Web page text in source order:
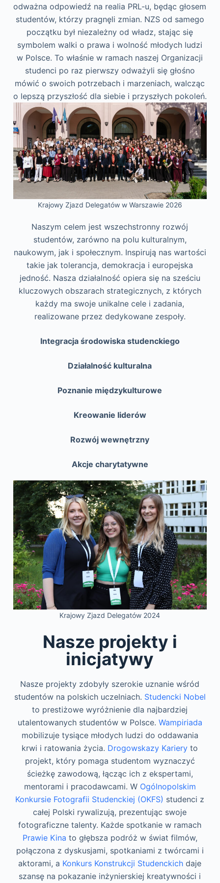
odważna odpowiedź na realia PRL-u, będąc głosem
studentów, którzy pragnęli zmian. NZS od samego
początku był niezależny od władz, stając się
symbolem walki o prawa i wolność młodych ludzi
w Polsce. To właśnie w ramach naszej Organizacji
studenci po raz pierwszy odważyli się głośno
mówić o swoich potrzebach i marzeniach, walcząc
o lepszą przyszłość dla siebie i przyszłych pokoleń.
Krajowy Zjazd Delegatów w Warszawie 2026
Naszym celem jest wszechstronny rozwój
studentów, zarówno na polu kulturalnym,
naukowym, jak i społecznym. Inspirują nas wartości
takie jak tolerancja, demokracja i europejska
jedność. Nasza działalność opiera się na sześciu
kluczowych obszarach strategicznych, z których
każdy ma swoje unikalne cele i zadania,
realizowane przez dedykowane zespoły.
Integracja środowiska studenckiego
Działalność kulturalna
Poznanie międzykulturowe
Kreowanie liderów
Rozwój wewnętrzny
Akcje charytatywne
Krajowy Zjazd Delegatów 2024
Nasze projekty i
inicjatywy
Nasze projekty zdobyły szerokie uznanie wśród
studentów na polskich uczelniach. Studencki Nobel
to prestiżowe wyróżnienie dla najbardziej
utalentowanych studentów w Polsce. Wampiriada
mobilizuje tysiące młodych ludzi do oddawania
krwi i ratowania życia. Drogowskazy Kariery to
projekt, który pomaga studentom wyznaczyć
ścieżkę zawodową, łącząc ich z ekspertami,
mentorami i pracodawcami. W Ogólnopolskim
Konkursie Fotografii Studenckiej (OKFS) studenci z
całej Polski rywalizują, prezentując swoje
fotograficzne talenty. Każde spotkanie w ramach
Prawie Kina to głębsza podróż w świat filmów,
połączona z dyskusjami, spotkaniami z twórcami i
aktorami, a Konkurs Konstrukcji Studenckich daje
szansę na pokazanie inżynierskiej kreatywności i